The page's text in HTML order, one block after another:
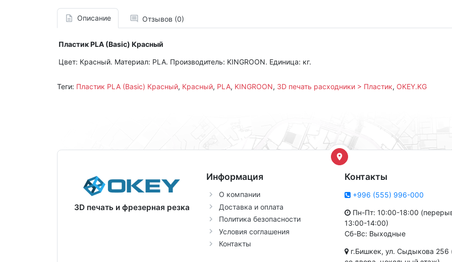
Описание Отзывов (0)
Пластик PLA (Basic) Красный
Цвет: Красный. Материал: PLA. Производитель: KINGROON. Единица: кг.
Теги: Пластик PLA (Basic) Красный, Красный, PLA, KINGROON, 3D печать расходники > Пластик, OKEY.KG
3D печать и фрезерная резка
Информация
О компании
Доставка и оплата
Политика безопасности
Условия соглашения
Контакты
Контакты
+996 (555) 996-000
Пн-Пт: 10:00-18:00
13:00-14:00)
Сб-Вс: Выходные
г.Бишкек, ул. Сыдыкова 256